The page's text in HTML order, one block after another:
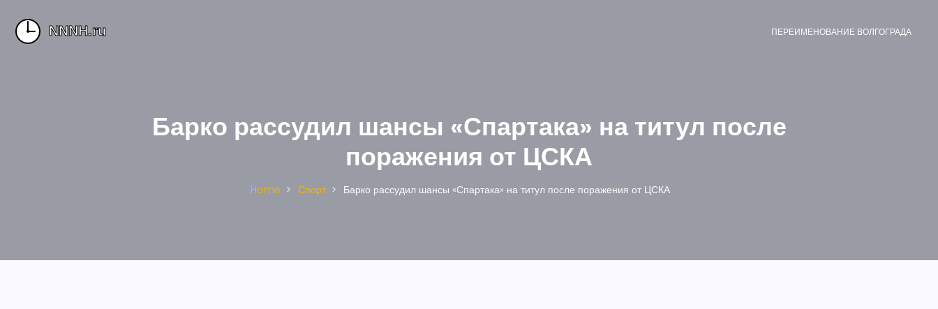
ПЕРЕИМЕНОВАНИЕ ВОЛГОГРАДА
Барко рассудил шансы «Спартака» на титул после
поражения от ЦСКА
Home Спорт Барко рассудил шансы «Спартака» на титул после поражения от ЦСКА